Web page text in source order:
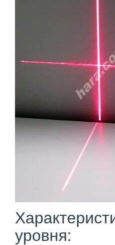
уровня: